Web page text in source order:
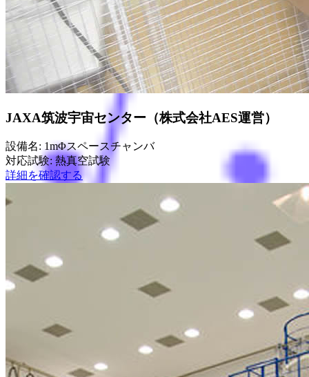
JAXA筑波宇宙センター（株式会社AES運営）
設備名: 1mΦスペースチャンバ
対応試験: 熱真空試験
詳細を確認する